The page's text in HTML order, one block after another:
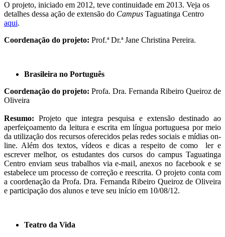
O projeto, iniciado em 2012, teve continuidade em 2013. Veja os
detalhes dessa ação de extensão do Campus Taguatinga Centro
aqui.
Coordenação do projeto: Prof.ª Dr.ª Jane Christina Pereira.
Brasileira no Português
Coordenação do projeto: Profa. Dra. Fernanda Ribeiro Queiroz de
Oliveira
Resumo: Projeto que integra pesquisa e extensão destinado ao
aperfeiçoamento da leitura e escrita em língua portuguesa por meio
da utilização dos recursos oferecidos pelas redes sociais e mídias on-
line. Além dos textos, vídeos e dicas a respeito de como ler e
escrever melhor, os estudantes dos cursos do campus Taguatinga
Centro enviam seus trabalhos via e-mail, anexos no facebook e se
estabelece um processo de correção e reescrita. O projeto conta com
a coordenação da Profa. Dra. Fernanda Ribeiro Queiroz de Oliveira
e participação dos alunos e teve seu início em 10/08/12.
Teatro da Vida